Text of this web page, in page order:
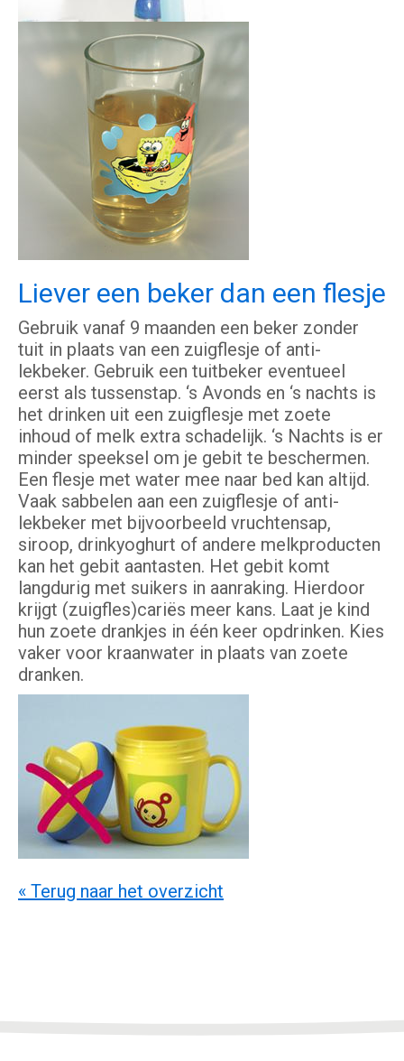
Liever een beker dan een flesje
Gebruik vanaf 9 maanden een beker zonder
tuit in plaats van een zuigflesje of anti-
lekbeker. Gebruik een tuitbeker eventueel
eerst als tussenstap. ‘s Avonds en ‘s nachts is
het drinken uit een zuigflesje met zoete
inhoud of melk extra schadelijk. ‘s Nachts is er
minder speeksel om je gebit te beschermen.
Een flesje met water mee naar bed kan altijd.
Vaak sabbelen aan een zuigflesje of anti-
lekbeker met bijvoorbeeld vruchtensap,
siroop, drinkyoghurt of andere melkproducten
kan het gebit aantasten. Het gebit komt
langdurig met suikers in aanraking. Hierdoor
krijgt (zuigfles)cariës meer kans. Laat je kind
hun zoete drankjes in één keer opdrinken. Kies
vaker voor kraanwater in plaats van zoete
dranken.
« Terug naar het overzicht